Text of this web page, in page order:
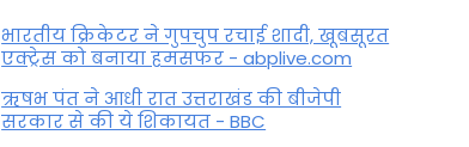
भारतीय क्रिकेटर ने गुपचुप रचाई शादी, खूबसूरत
एक्ट्रेस को बनाया हमसफर - abplive.com
ऋषभ पंत ने आधी रात उत्तराखंड की बीजेपी
सरकार से की ये शिकायत - BBC